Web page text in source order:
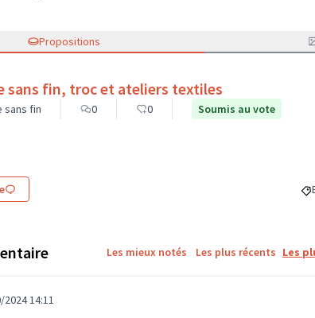
Propositions
sans fin, troc et ateliers textiles
sans fin 0 0 Soumis au vote
Les mieux notés Les plus récents Les
14:11